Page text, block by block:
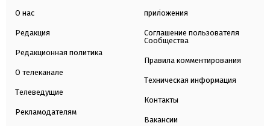
О нас
Редакция
Редакционная политика
О телеканале
Телеведущие
Рекламодателям
приложения
Соглашение пользователя
Сообщества
Правила комментирования
Техническая информация
Контакты
Вакансии